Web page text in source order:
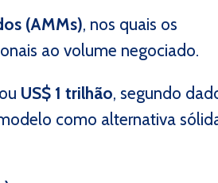
(AMMs), nos quais os
ao volume negociado.
US$ 1 trilhão, segundo
como alternativa